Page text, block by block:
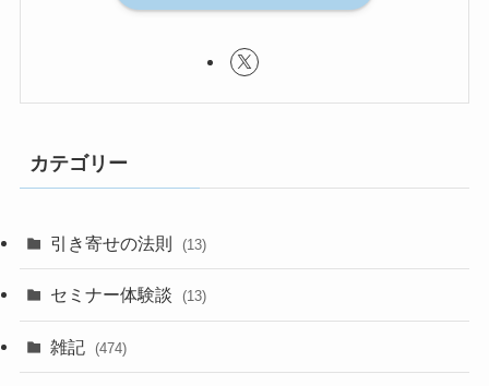
カテゴリー
引き寄せの法則 (13)
セミナー体験談 (13)
雑記 (474)